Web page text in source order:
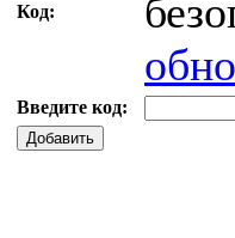
Код:
Введите код:
Добавить